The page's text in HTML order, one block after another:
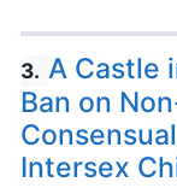
3. A Castle
Ban on
Intersex